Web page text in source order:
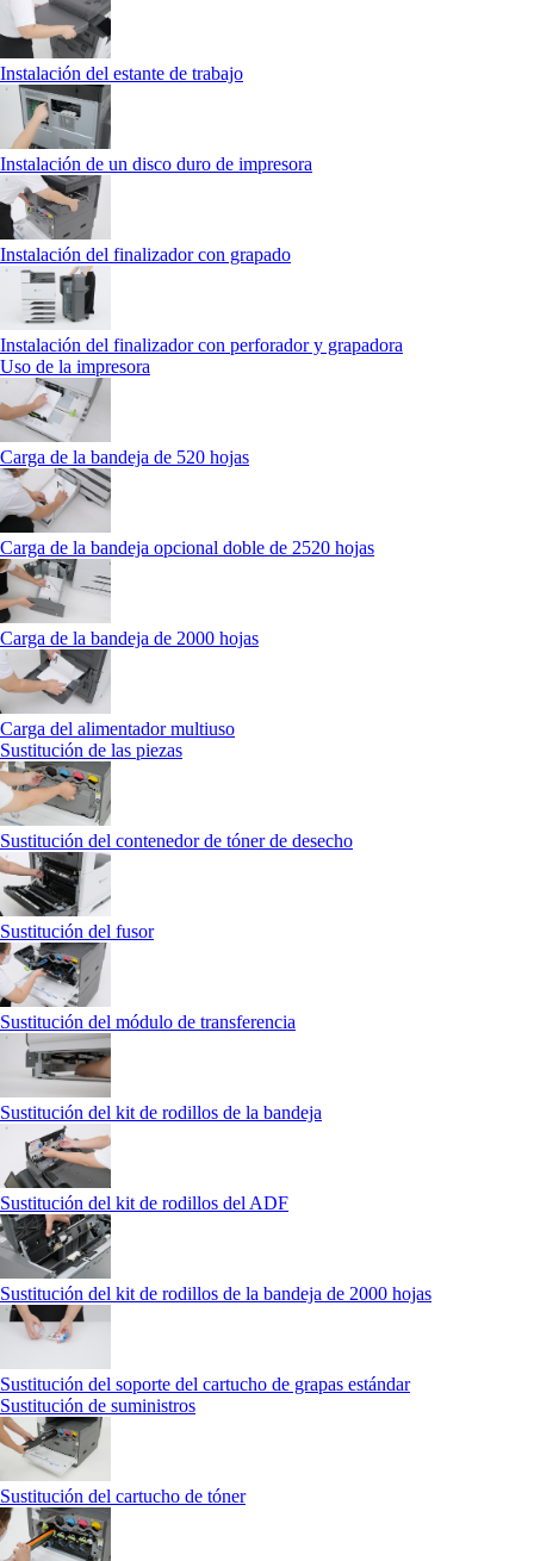
Instalación del estante de trabajo
Instalación de un disco duro de impresora
Instalación del finalizador con grapado
Instalación del finalizador con perforador y grapadora
Uso de la impresora
Carga de la bandeja de 520 hojas
Carga de la bandeja opcional doble de 2520 hojas
Carga de la bandeja de 2000 hojas
Carga del alimentador multiuso
Sustitución de las piezas
Sustitución del contenedor de tóner de desecho
Sustitución del fusor
Sustitución del módulo de transferencia
Sustitución del kit de rodillos de la bandeja
Sustitución del kit de rodillos del ADF
Sustitución del kit de rodillos de la bandeja de 2000 hojas
Sustitución del soporte del cartucho de grapas estándar
Sustitución de suministros
Sustitución del cartucho de tóner